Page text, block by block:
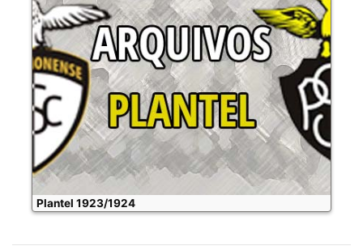
Plantel 1923/1924